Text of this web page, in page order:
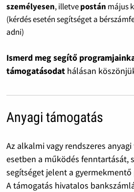
személyesen, illetvepostán május
(kérdés esetén segítséget a
adni)
Ismerd meg segítő
támogatásodat hálásan
Anyagi támogatás
Az alkalmi vagy rendszeres
esetben a működés fenntartását,
segítséget jelent a
A támogatás hivatalos